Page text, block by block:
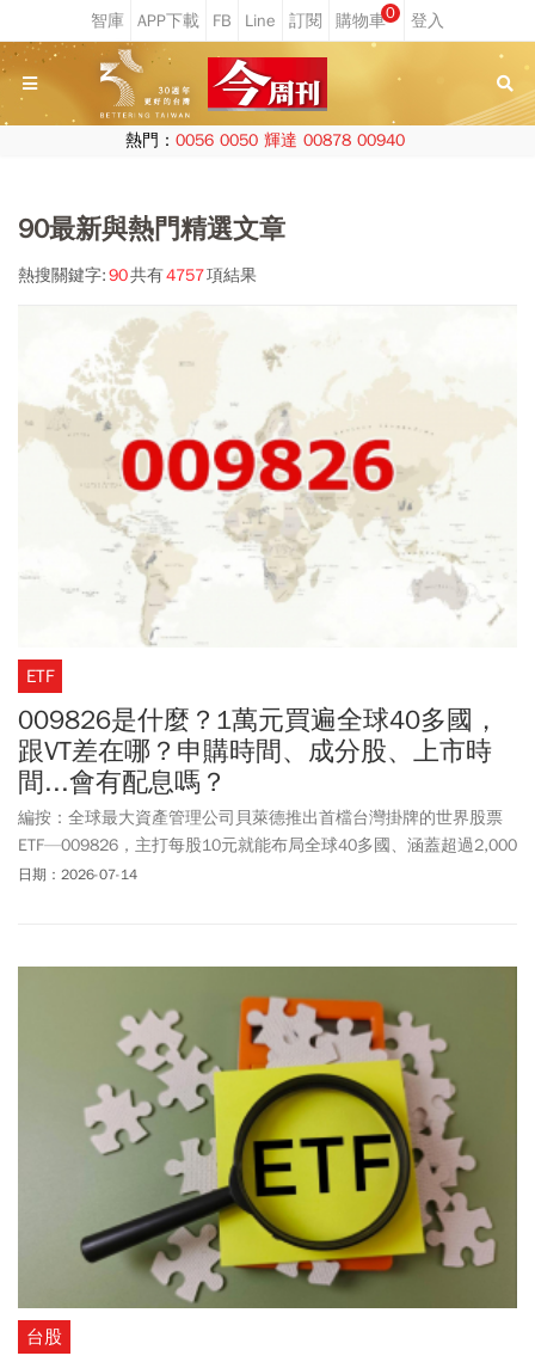
0
熱門： 0056 0050 輝達 00878 00940
90最新與熱門精選文章
熱搜關鍵字:90共有4757項結果
ETF
009826是什麼？1萬元買遍全球40多國，
跟VT差在哪？申購時間、成分股、上市時
間...會有配息嗎？
編按：全球最大資產管理公司貝萊德推出首檔台灣掛牌的世界股票
ETF—009826，主打每股10元就能布局全球40多國、涵蓋超過2,000
檔股票，也因此被市場稱為「台版VT」。不過，009826真的適合投
日期：2026-07-14
台股